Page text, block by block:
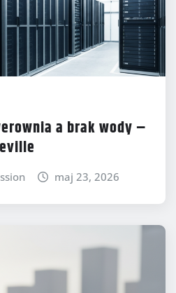
a brak wody –
maj 23, 2026